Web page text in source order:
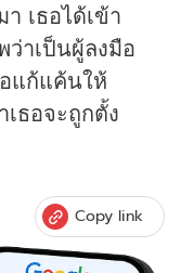
เธอได้เข้า
าเป็นผู้ลงมือ
แก้แค้นให้
ธอจะถูกตั้ง
Copy link